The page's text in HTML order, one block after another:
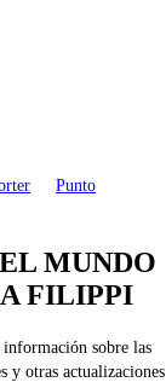
Punto
MUNDO
FILIPPI
sobre las
y otras actualizaciones